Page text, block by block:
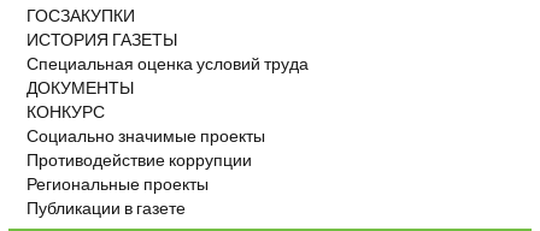
ГОСЗАКУПКИ
ИСТОРИЯ ГАЗЕТЫ
Специальная оценка условий труда
ДОКУМЕНТЫ
КОНКУРС
Социально значимые проекты
Противодействие коррупции
Региональные проекты
Публикации в газете